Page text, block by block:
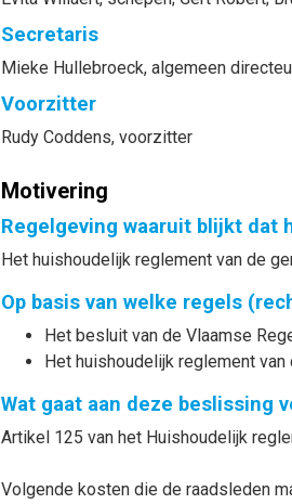
Secretaris
Mieke Hullebroeck, algemeen
Voorzitter
Rudy Coddens, voorzitter
Motivering
Regelgeving waaruit blijkt dat
Het huishoudelijk reglement van de
Op basis van welke regels
Het besluit van de Vlaamse
Het huishoudelijk reglement
Wat gaat aan deze beslissing
Artikel 125 van het Huishoudelijk
Volgende kosten die de raadsleden